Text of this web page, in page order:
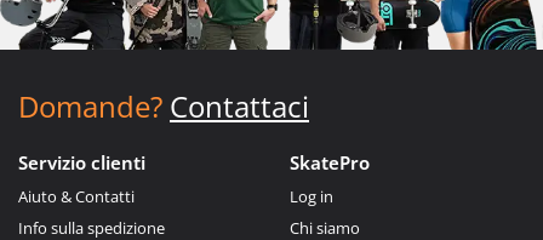
Domande? Contattaci
Servizio clienti
Aiuto & Contatti
Info sulla spedizione
SkatePro
Log in
Chi siamo